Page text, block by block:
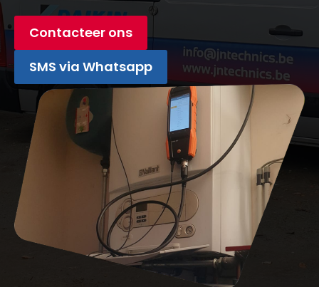
Contacteer ons
SMS via Whatsapp